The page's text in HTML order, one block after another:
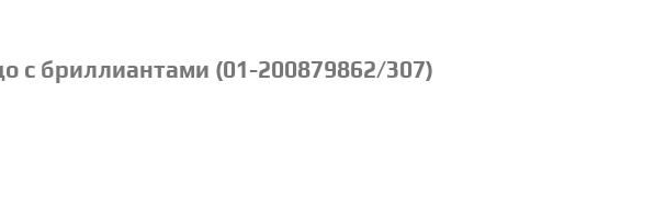
с бриллиантами (01-200879862/307)